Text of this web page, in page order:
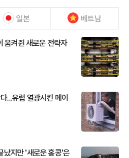
일본 베트남
움켜쥔 새로운 전략자
...유럽 열광시킨 메이
났지만 '새로운 홍콩'은